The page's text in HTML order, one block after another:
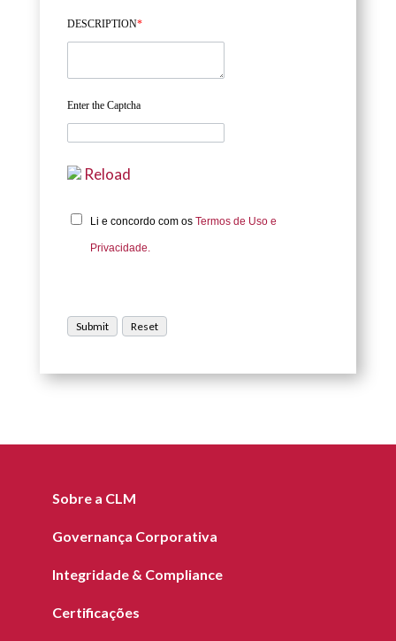
DESCRIPTION*
Enter the Captcha
Reload
Li e concordo com os Termos de Uso e
Privacidade.
Sobre a CLM
Governança Corporativa
Integridade & Compliance
Certificações